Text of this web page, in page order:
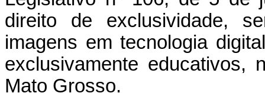
direito de exclusividade,
imagens em tecnologia
exclusivamente educativos,
Mato Grosso.